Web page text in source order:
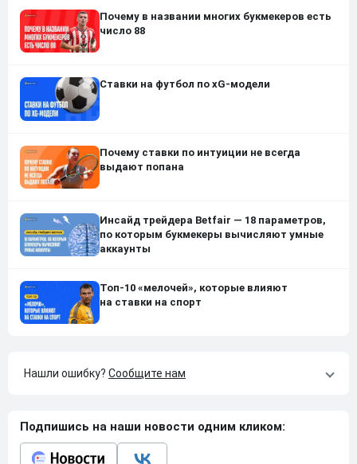
Почему в названии многих букмекеров есть
число 88
Ставки на футбол по xG-модели
Почему ставки по интуиции не всегда
выдают попана
Инсайд трейдера Betfair — 18 параметров,
по которым букмекеры вычисляют умные
аккаунты
Топ-10 «мелочей», которые влияют
на ставки на спорт
Нашли ошибку? Сообщите нам
Подпишись на наши новости одним кликом: